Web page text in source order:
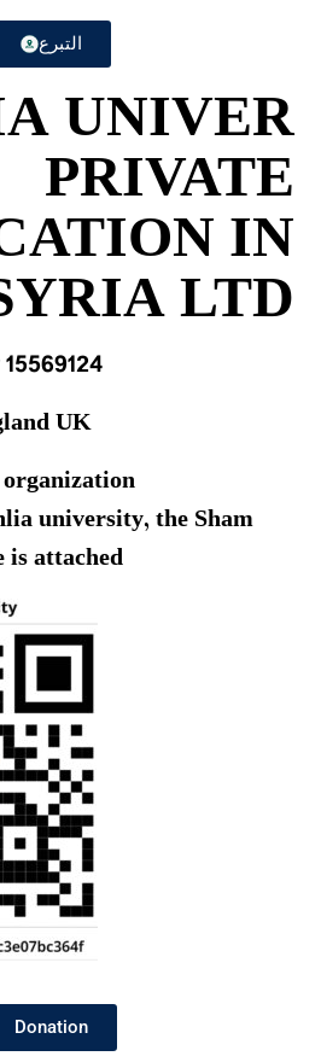
التبرع
UNIVER
PRIVATE
IN
LTD
15569124
UK,
university, the Sham
attached.
Donation